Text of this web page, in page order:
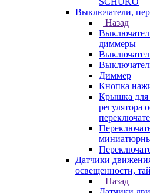
Выключатели,
Назад
диммеры
Диммер
Кнопка
Крышка для
регулятора
Датчики
освещенности,
Назад